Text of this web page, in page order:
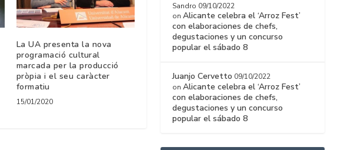
La UA presenta la nova
programació cultural
marcada per la producció
pròpia i el seu caràcter
formatiu
15/01/2020
Sandro 09/10/2022
onAlicante celebra el ‘Arroz Fest’
con elaboraciones de chefs,
degustaciones y un concurso
popular el sábado 8
Juanjo Cervetto 09/10/2022
onAlicante celebra el ‘Arroz Fest’
con elaboraciones de chefs,
degustaciones y un concurso
popular el sábado 8